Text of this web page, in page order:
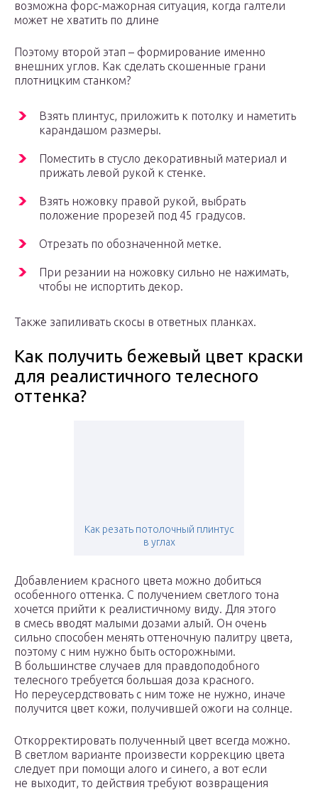
возможна форс-мажорная ситуация, когда галтели
может не хватить по длине
Поэтому второй этап – формирование именно
внешних углов. Как сделать скошенные грани
плотницким станком?
Взять плинтус, приложить к потолку и наметить
карандашом размеры.
Поместить в стусло декоративный материал и
прижать левой рукой к стенке.
Взять ножовку правой рукой, выбрать
положение прорезей под 45 градусов.
Отрезать по обозначенной метке.
При резании на ножовку сильно не нажимать,
чтобы не испортить декор.
Также запиливать скосы в ответных планках.
Как получить бежевый цвет краски
для реалистичного телесного
оттенка?
Как резать потолочный плинтус
в углах
Добавлением красного цвета можно добиться
особенного оттенка. С получением светлого тона
хочется прийти к реалистичному виду. Для этого
в смесь вводят малыми дозами алый. Он очень
сильно способен менять оттеночную палитру цвета,
поэтому с ним нужно быть осторожными.
В большинстве случаев для правдоподобного
телесного требуется большая доза красного.
Но переусердствовать с ним тоже не нужно, иначе
получится цвет кожи, получившей ожоги на солнце.
Откорректировать полученный цвет всегда можно.
В светлом варианте произвести коррекцию цвета
следует при помощи алого и синего, а вот если
не выходит, то действия требуют возвращения